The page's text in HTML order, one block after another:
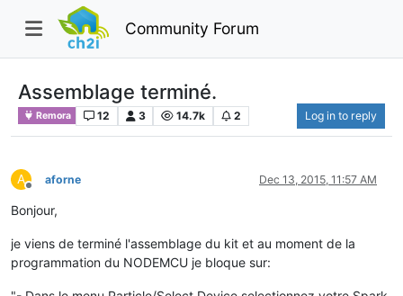
Community Forum
Assemblage terminé.
Remora 12 3 14.7k 2 Log in to reply
A
Offline
aforne Dec 13, 2015, 11:57 AM
Bonjour,
je viens de terminé l'assemblage du kit et au moment de la
programmation du NODEMCU je bloque sur: